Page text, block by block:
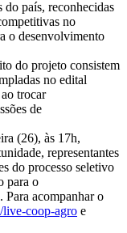
do país, reconhecidas
no
o desenvolvimento
do projeto consistem
no edital
trocar
de
(26), às 17h,
representantes
do processo seletivo
para o
Para acompanhar o
coop-agro e